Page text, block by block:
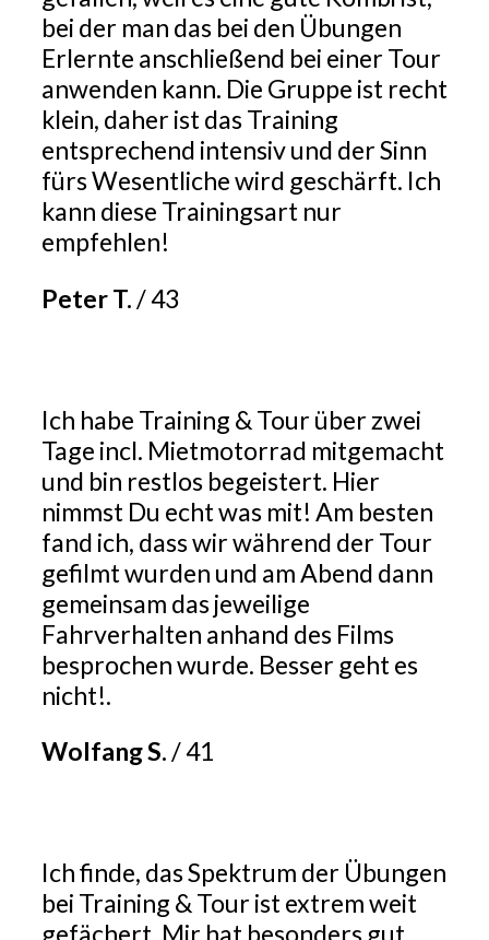
bei der man das bei den Übungen
Erlernte anschließend bei einer Tour
anwenden kann. Die Gruppe ist recht
klein, daher ist das Training
entsprechend intensiv und der Sinn
fürs Wesentliche wird geschärft. Ich
kann diese Trainingsart nur
empfehlen!
Peter T./43
Ich habe Training & Tour über zwei
Tage incl. Mietmotorrad mitgemacht
und bin restlos begeistert. Hier
nimmst Du echt was mit! Am besten
fand ich, dass wir während der Tour
gefilmt wurden und am Abend dann
gemeinsam das jeweilige
Fahrverhalten anhand des Films
besprochen wurde. Besser geht es
nicht!.
Wolfang S./41
Ich finde, das Spektrum der Übungen
bei Training & Tour ist extrem weit
gefächert. Mir hat besonders gut